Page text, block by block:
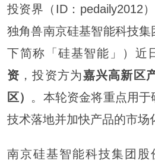
投资界（ID：pedaily2012
独角兽南京硅基智能科技
下简称「硅基智能」）近
资 ，投资方为嘉兴高新区
区） 。本轮资金将重点用
技术落地并加快产品的市场
南京硅基智能科技集团